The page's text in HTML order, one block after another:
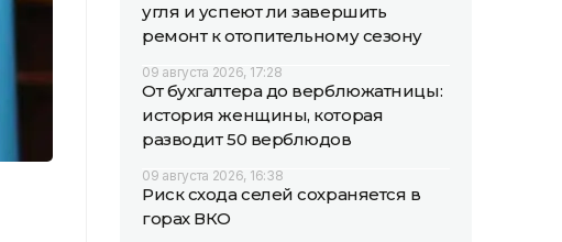
угля и успеют ли завершить
ремонт к отопительному сезону
09 августа 2026, 17:28
От бухгалтера до верблюжатницы:
история женщины, которая
разводит 50 верблюдов
09 августа 2026, 16:38
Риск схода селей сохраняется в
горах ВКО